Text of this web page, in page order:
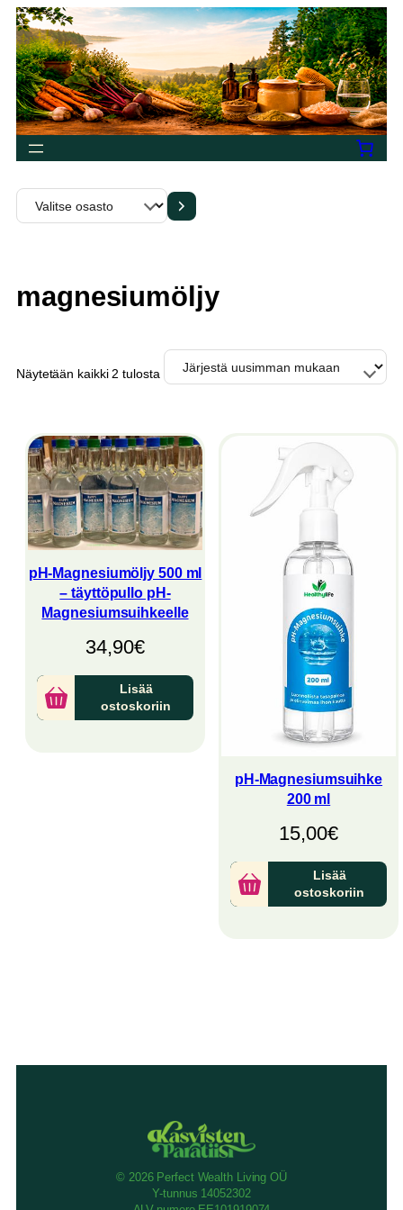
Siirry
sisältöön
Valitse
osasto
magnesiumöljy
Näytetään kaikki 2 tulostaSorted
pH-Magnesiumöljy 500 ml
– täyttöpullo pH-
Magnesiumsuihkeelle
34,90€
Lisää
ostoskoriin
pH-Magnesiumsuihke
200 ml
15,00€
Lisää
ostoskoriin
© 2026 Perfect Wealth Living OÜ
Y-tunnus 14052302